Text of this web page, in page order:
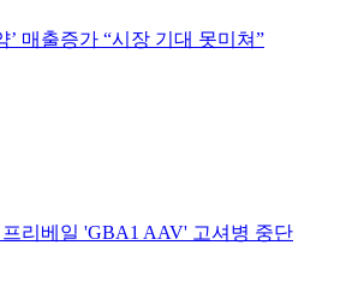
’ 매출증가 “시장 기대 못미쳐”
프리베일 'GBA1 AAV' 고셔병 중단